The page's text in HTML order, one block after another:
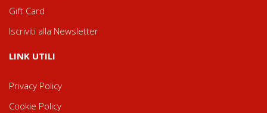
Gift Card
Iscriviti alla Newsletter
LINK UTILI
Privacy Policy
Cookie Policy